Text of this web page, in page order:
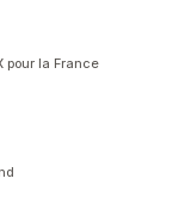
pour la France